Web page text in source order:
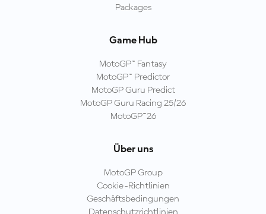
Packages
Game Hub
MotoGP™ Fantasy
MotoGP™ Predictor
MotoGP Guru Predict
MotoGP Guru Racing 25/26
MotoGP™26
Über uns
MotoGP Group
Cookie-Richtlinien
Geschäftsbedingungen